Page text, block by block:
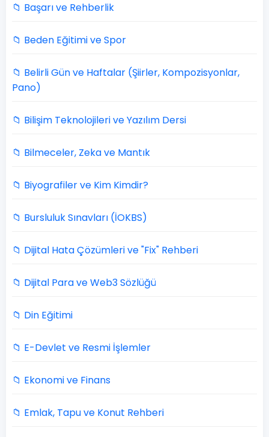
📁 Başarı ve Rehberlik
📁 Beden Eğitimi ve Spor
📁 Belirli Gün ve Haftalar (Şiirler, Kompozisyonlar,
Pano)
📁 Bilişim Teknolojileri ve Yazılım Dersi
📁 Bilmeceler, Zeka ve Mantık
📁 Biyografiler ve Kim Kimdir?
📁 Bursluluk Sınavları (İOKBS)
📁 Dijital Hata Çözümleri ve "Fix" Rehberi
📁 Dijital Para ve Web3 Sözlüğü
📁 Din Eğitimi
📁 E-Devlet ve Resmi İşlemler
📁 Ekonomi ve Finans
📁 Emlak, Tapu ve Konut Rehberi